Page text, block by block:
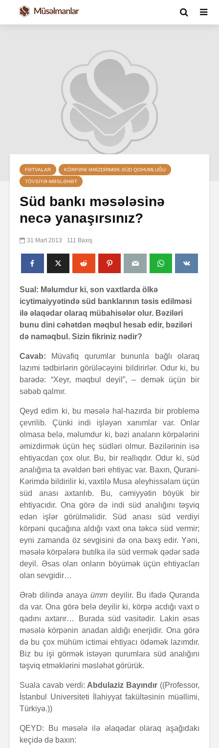
FƏTVALAR KÖRPƏNI ƏMIZDIRMƏK-SÜD QOHUMLUĞU
TÖVSIYƏ-MƏSLƏHƏT
Süd bankı məsələsinə
necə yanaşırsınız?
31 Mart 2013 111 Baxış
Sual: Məlumdur ki, son vaxtlarda ölkə
icytimaiyyətində süd banklarının təsis edilməsi
ilə əlaqədar olaraq mübahisələr olur. Bəziləri
bunu dini cəhətdən məqbul hesab edir, bəziləri
də naməqbul. Sizin fikriniz nədir?
Cavab: Müvafiq qurumlar bununla bağlı olaraq
lazımi tədbirlərin görüləcəyini bildirirlər. Odur ki, bu
barədə: “Xeyr, məqbul deyil”, – demək üçün bir
səbəb qalmır.
Qeyd edim ki, bu məsələ hal-hazırda bir problemə
çevrilib. Çünki indi işləyən xanımlar var. Onlar
olmasa belə, məlumdur ki, bəzi anaların körpələrini
əmizdirmək üçün heç südləri olmur. Bəzilərinin isə
ehtiyacdan çox olur. Bu, bir reallıqdır. Odur ki, süd
analığına ta əvəldən bəri ehtiyac var. Baxın, Qurani-
Kərimdə bildirilir ki, vaxtilə Musa əleyhissəlam üçün
süd anası axtarılıb. Bu, cəmiyyətin böyük bir
ehtiyacıdır. Ona görə də indi süd analığını təşviq
edən işlər görülməlidir. Süd anası süd verdiyi
körpəni qucağına aldığı vaxt ona təkcə süd vermir;
eyni zamanda öz sevgisini də ona bəxş edir. Yəni,
məsələ körpələrə butılka ilə süd vermək qədər sadə
deyil. Əsas olan onların böyümək üçün ehtiyacları
olan sevgidir…
Ərəb dilində anayaümm deyilir. Bu ifadə Quranda
da var. Ona görə belə deyilir ki, körpə acdığı vaxt o
qadını axtarır… Burada süd vasitədir. Lakin əsas
məsələ körpənin anadan aldığı enerjidir. Ona görə
də bu çox mühüm ictimai ehtiyacı ödəmək lazımdır.
Biz bu işi görmək istəyən qurumlara süd analığını
təşviq etməklərini məsləhət görürük.
Suala cavab verdi: Abdulaziz Bayındır ((Professor,
İstanbul Universiteti İlahiyyat fakültəsinin müəllimi,
Türkiyə.))
QEYD: Bu məsələ ilə əlaqədar olaraq aşağıdakı
keçidə də baxın: